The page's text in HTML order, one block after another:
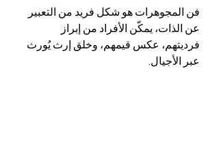
فن المجوهرات هو شكل فريد من التعبير
عن الذات، يمكّن الأفراد من إبراز
فرديتهم، عكس قيمهم، وخلق إرث يُورث
عبر الأجيال.